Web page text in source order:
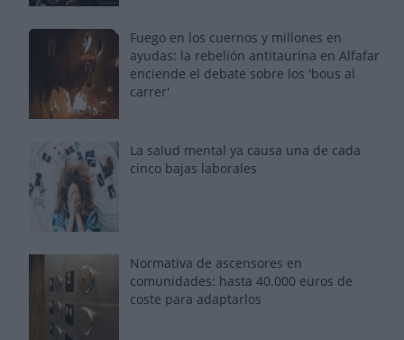
Fuego en los cuernos y millones en
ayudas: la rebelión antitaurina en Alfafar
enciende el debate sobre los 'bous al
carrer'
La salud mental ya causa una de cada
cinco bajas laborales
Normativa de ascensores en
comunidades: hasta 40.000 euros de
coste para adaptarlos